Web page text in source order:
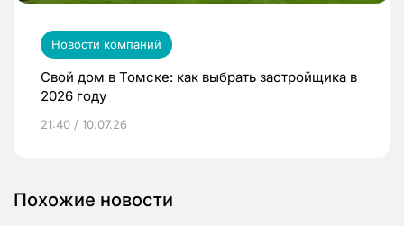
Новости компаний
Свой дом в Томске: как выбрать застройщика в
2026 году
21:40 / 10.07.26
Похожие новости